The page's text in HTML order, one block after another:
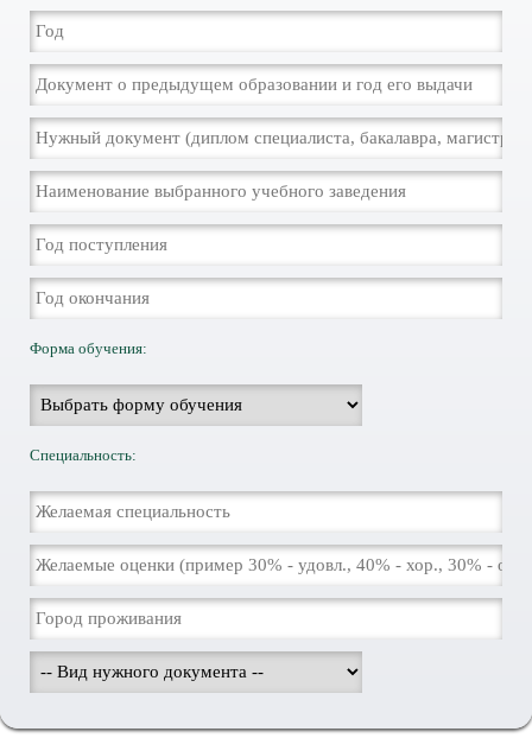
Форма обучения:
Специальность: